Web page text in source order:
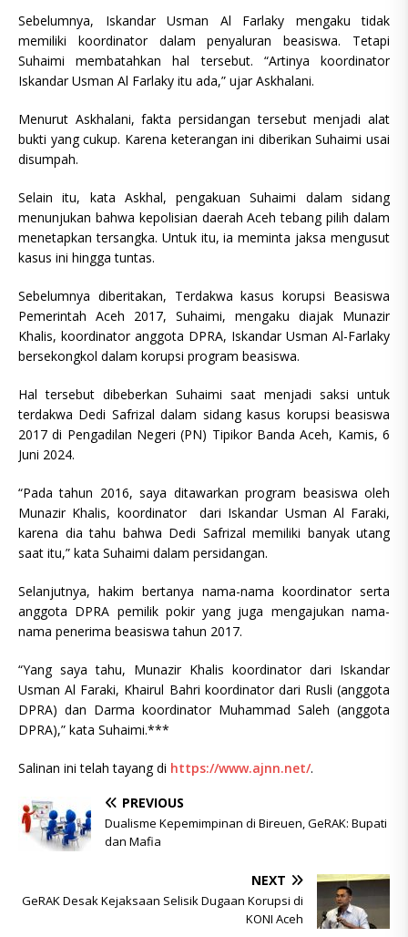
Sebelumnya, Iskandar Usman Al Farlaky mengaku tidak
memiliki koordinator dalam penyaluran beasiswa. Tetapi
Suhaimi membatahkan hal tersebut. “Artinya koordinator
Iskandar Usman Al Farlaky itu ada,” ujar Askhalani.
Menurut Askhalani, fakta persidangan tersebut menjadi alat
bukti yang cukup. Karena keterangan ini diberikan Suhaimi usai
disumpah.
Selain itu, kata Askhal, pengakuan Suhaimi dalam sidang
menunjukan bahwa kepolisian daerah Aceh tebang pilih dalam
menetapkan tersangka. Untuk itu, ia meminta jaksa mengusut
kasus ini hingga tuntas.
Sebelumnya diberitakan, Terdakwa kasus korupsi Beasiswa
Pemerintah Aceh 2017, Suhaimi, mengaku diajak Munazir
Khalis, koordinator anggota DPRA, Iskandar Usman Al-Farlaky
bersekongkol dalam korupsi program beasiswa.
Hal tersebut dibeberkan Suhaimi saat menjadi saksi untuk
terdakwa Dedi Safrizal dalam sidang kasus korupsi beasiswa
2017 di Pengadilan Negeri (PN) Tipikor Banda Aceh, Kamis, 6
Juni 2024.
“Pada tahun 2016, saya ditawarkan program beasiswa oleh
Munazir Khalis, koordinator dari Iskandar Usman Al Faraki,
karena dia tahu bahwa Dedi Safrizal memiliki banyak utang
saat itu,” kata Suhaimi dalam persidangan.
Selanjutnya, hakim bertanya nama-nama koordinator serta
anggota DPRA pemilik pokir yang juga mengajukan nama-
nama penerima beasiswa tahun 2017.
“Yang saya tahu, Munazir Khalis koordinator dari Iskandar
Usman Al Faraki, Khairul Bahri koordinator dari Rusli (anggota
DPRA) dan Darma koordinator Muhammad Saleh (anggota
DPRA),” kata Suhaimi.***
Salinan ini telah tayang di https://www.ajnn.net/.
PREVIOUS
Dualisme Kepemimpinan di Bireuen, GeRAK: Bupati
dan Mafia
NEXT
GeRAK Desak Kejaksaan Selisik Dugaan Korupsi di
KONI Aceh